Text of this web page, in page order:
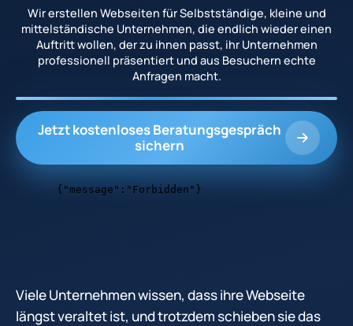
Kostenloses Beratungsgespräch
Wir erstellen Webseiten für Selbstständige, kleine und
mittelständische Unternehmen, die endlich wieder einen
Auftritt wollen, der zu ihnen passt, ihr Unternehmen
professionell präsentiert und aus Besuchern echte
Anfragen macht.
Jetzt kostenloses Beratungsgespräch
sichern
Viele Unternehmen wissen, dass ihre Webseite
längst veraltet ist, und trotzdem schieben sie das